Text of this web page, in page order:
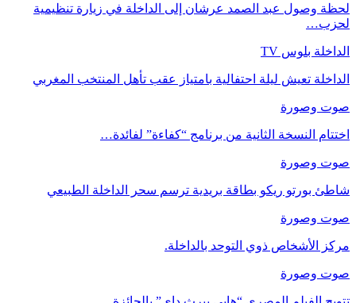
لحظة وصول عبد الصمد عرشان إلى الداخلة في زيارة تنظيمية
لحزب…
الداخلة بلوس TV
الداخلة تعيش ليلة احتفالية بامتياز عقب تأهل المنتخب المغربي
صوت وصورة
اختتام النسخة الثانية من برنامج “كفاءة” لفائدة…
صوت وصورة
شاطئ بورتو ريكو بطاقة بريدية ترسم سحر الداخلة الطبيعي
صوت وصورة
مركز الأشخاص ذوي التوحد بالداخلة.
صوت وصورة